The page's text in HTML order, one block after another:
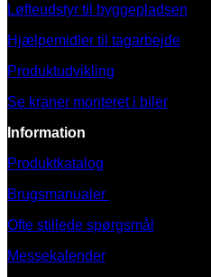
Løfteudstyr til byggepladsen
Hjælpemidler til tagarbejde
Produktudvikling
Se kraner monteret i biler
Information
Produktkatalog
Brugsmanualer
Ofte stillede spørgsmål
Messekalender